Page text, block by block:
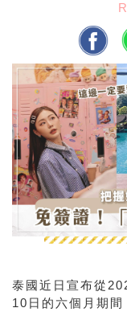
泰國近日宣布從
10日的六個月期